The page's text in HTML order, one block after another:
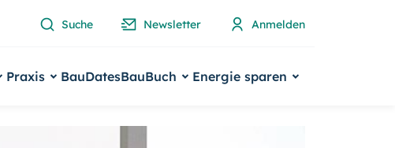
Suche Newsletter Anmelden
Praxis BauDatesBauBuch Energie sparen